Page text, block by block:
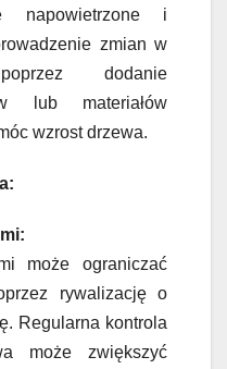
napowietrzone i
zmian w
dodanie
lub materiałów
wzrost drzewa.
może ograniczać
rywalizację o
Regularna kontrola
może zwiększyć